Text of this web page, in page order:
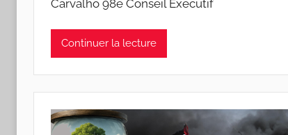
a
i
n
t
o
Carvalho 98e Conseil Exécutif
Continuer la lecture